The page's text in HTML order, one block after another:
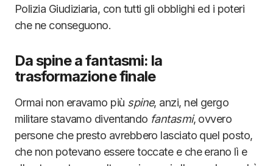
Polizia Giudiziaria, con tutti gli obblighi ed i poteri
che ne conseguono.
Da spine a fantasmi: la
trasformazione finale
Ormai non eravamo più spine, anzi, nel gergo
militare stavamo diventando fantasmi, ovvero
persone che presto avrebbero lasciato quel posto,
che non potevano essere toccate e che erano lì e